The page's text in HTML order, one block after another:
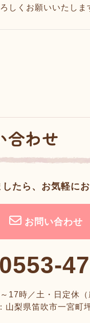
しくお願いいたしま
合わせ
たら、 お気軽に
お問い合わせ
0553-
17時／ 土・日定休（
山梨県笛吹市一宮町